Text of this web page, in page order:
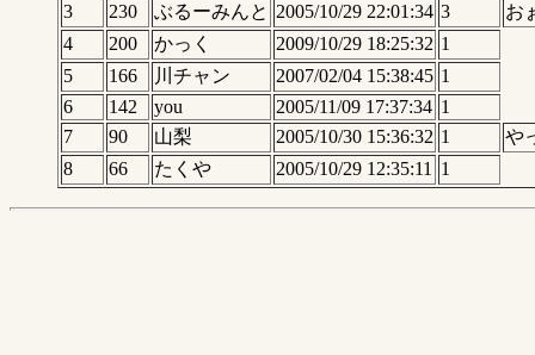
3
230 ぶるーみんと 2005/10/29 22:01:34 3
お
4
200 かっく 2009/10/29 18:25:32 1
5
166 川チャン 2007/02/04 15:38:45 1
6
142 you 2005/11/09 17:37:34 1
7
90 山梨 2005/10/30 15:36:32 1
や
8
66 たくや 2005/10/29 12:35:11 1